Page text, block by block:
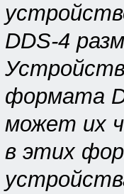
DDS-4
формата
может их
в этих